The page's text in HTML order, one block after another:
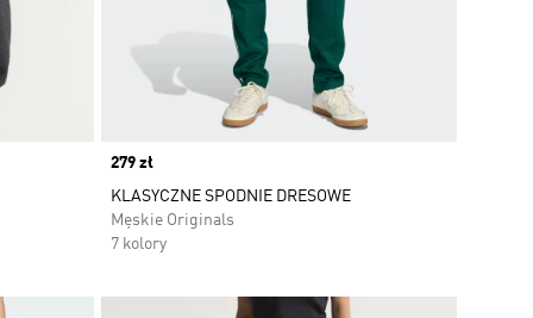
Price
279 zł
KLASYCZNE SPODNIE DRESOWE
Męskie Originals
7 kolory